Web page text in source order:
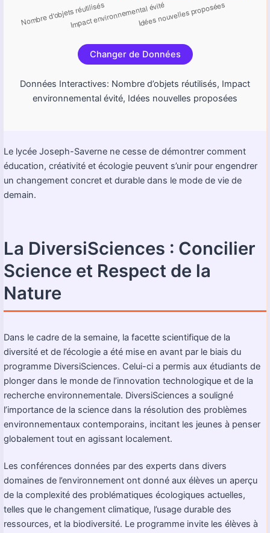
Changer de Données
Données Interactives: Nombre d’objets réutilisés, Impact
environnemental évité, Idées nouvelles proposées
Le lycée Joseph-Saverne ne cesse de démontrer comment
éducation, créativité et écologie peuvent s’unir pour engendrer
un changement concret et durable dans le mode de vie de
demain.
La DiversiSciences : Concilier
Science et Respect de la
Nature
Dans le cadre de la semaine, la facette scientifique de la
diversité et de l’écologie a été mise en avant par le biais du
programme DiversiSciences. Celui-ci a permis aux étudiants de
plonger dans le monde de l’innovation technologique et de la
recherche environnementale. DiversiSciences a souligné
l’importance de la science dans la résolution des problèmes
environnementaux contemporains, incitant les jeunes à penser
globalement tout en agissant localement.
Les conférences données par des experts dans divers
domaines de l’environnement ont donné aux élèves un aperçu
de la complexité des problématiques écologiques actuelles,
telles que le changement climatique, l’usage durable des
ressources, et la biodiversité. Le programme invite les élèves à